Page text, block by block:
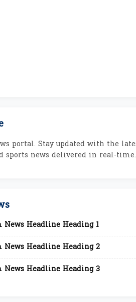
portal. Stay updated with the
sports news delivered in real-time.
Headline Heading 1
Headline Heading 2
Headline Heading 3